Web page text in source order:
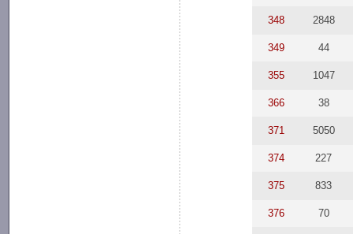
348 2848
349 44
355 1047
366 38
371 5050
374 227
375 833
376 70